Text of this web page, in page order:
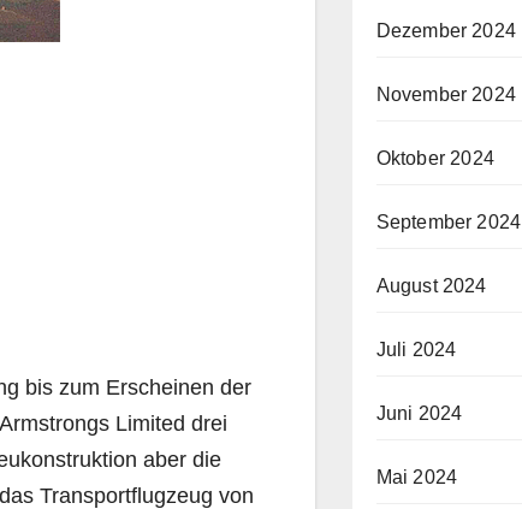
bis zum Erscheinen der
Limited drei
aber die
Transportflugzeug von
Dezember 2024
November 2024
Oktober 2024
September 2024
August 2024
Juli 2024
Juni 2024
Mai 2024